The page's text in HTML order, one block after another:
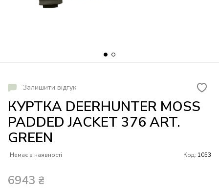
Залишити відгук
КУРТКА DEERHUNTER MOSS
PADDED JACKET 376 ART.
GREEN
Немає в наявності Код: 1053
6943 ₴